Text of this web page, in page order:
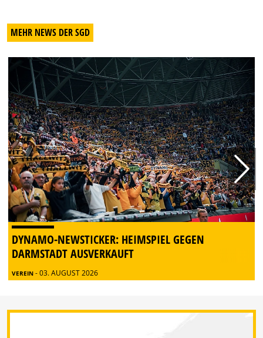
MEHR NEWS DER SGD
DYNAMO-NEWSTICKER: HEIMSPIEL GEGEN
DARMSTADT AUSVERKAUFT
VEREIN - 03. AUGUST 2026